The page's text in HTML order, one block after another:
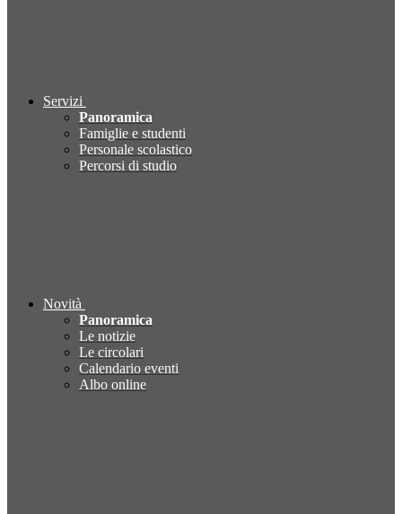
Servizi
Panoramica
Famiglie e studenti
Personale scolastico
Percorsi di studio
Novità
Panoramica
Le notizie
Le circolari
Calendario eventi
Albo online